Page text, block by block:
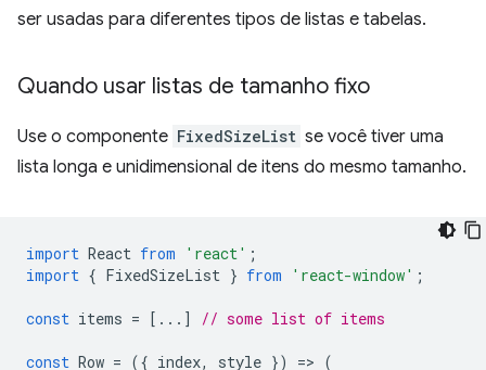
ser usadas para diferentes tipos de listas e tabelas.
Quando usar listas de tamanho fixo
Use o componente FixedSizeList se você tiver uma
lista longa e unidimensional de itens do mesmo tamanho.
import React from 'react' ;
import { FixedSizeList } from 'react-window' ;
const items = [...] // some list of items
const Row = ({ index, style }) => (